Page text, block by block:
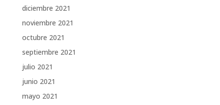
diciembre 2021
noviembre 2021
octubre 2021
septiembre 2021
julio 2021
junio 2021
mayo 2021